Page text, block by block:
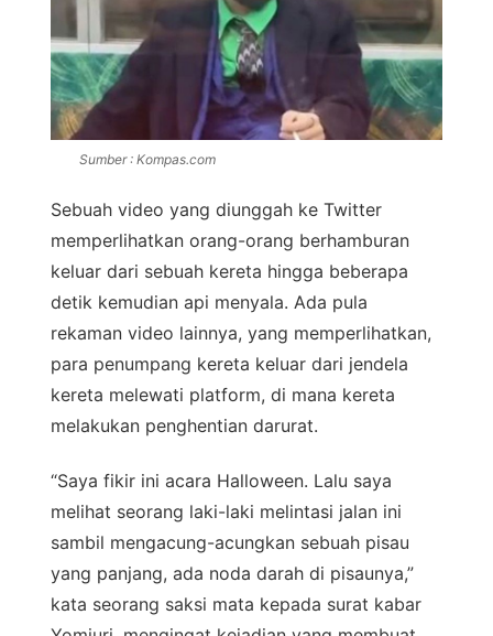
Sumber : Kompas.com
Sebuah video yang diunggah ke Twitter
memperlihatkan orang-orang berhamburan
keluar dari sebuah kereta hingga beberapa
detik kemudian api menyala. Ada pula
rekaman video lainnya, yang memperlihatkan,
para penumpang kereta keluar dari jendela
kereta melewati platform, di mana kereta
melakukan penghentian darurat.
“Saya fikir ini acara Halloween. Lalu saya
melihat seorang laki-laki melintasi jalan ini
sambil mengacung-acungkan sebuah pisau
yang panjang, ada noda darah di pisaunya,”
kata seorang saksi mata kepada surat kabar